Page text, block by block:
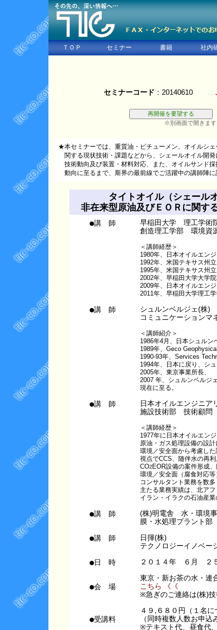
ＴＯＰ セミナー 書籍 社内
セミナーコード ：20140610
※別画面で開きます
★本セミナーでは、重質油・ビチューメン、オイルシ
関する現状技術・課題などから、シェールオイル開
技術動向及び装置・材料対応、また、オイルサンド
動向に至るまで、斯界の最前線でご活躍中の講師陣に
タイトオイル（シェール
非在来型原油及びＥＯＲに関す
●講 師
早稲田大学 理工学術
創造理工学部 環境資
＜講師経歴＞
1980年、日本オイルエン
1992年、米国テキサス州
1995年、米国テキサス州
2002年、早稲田大学大学
2009年、日本オイルエン
2011年、早稲田大学理工
●講 師
シュルンベルジェ(株)
コミュニケーションマ
＜講師紹介＞
1986年4月、日本シュルン
1989年、Geco
1990-93年、Services
1994年、日本に戻り、シ
2005年、東京事業所長、
2007 年、シュルンベルジ
現在に至る。
●講 師
日本オイルエンジニア
施設技術部 技術顧問
＜講師経歴＞
1977年に日本オイルエン
原油・ガス処理設備の設
環境／安全面から考慮し
視点でCCS、随伴水の再
CO2EOR設備の案件形成
環境／安全面（腐食対応
コンサルタント業務を数
主たる業務実績は、北ア
イラン・イラクの石油産
●講 師
(株)明電舎 水・環境
膜・水処理プラント
●講 師
日揮(株)
テクノロジーイノベ
●日 時 ２０１４年 ６月 ２
●会 場
東京・新お茶の水・
こちら 《《
※急ぎのご連絡は(株)
●受講料
４９,６８０円（１名に
（同時複数人数お申
※テキスト代、昼食代